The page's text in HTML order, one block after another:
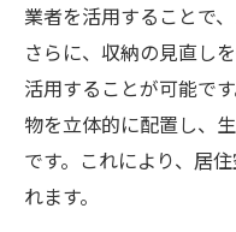
業者を活用することで
さらに、収納の見直し
活用することが可能で
物を立体的に配置し、
です。これにより、居
れます。